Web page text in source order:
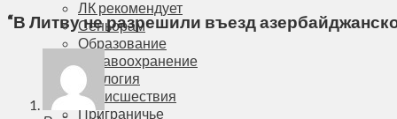
ЛК рекомендует
Сеньорам
Образование
Здравоохранение
Экология
Происшествия
Приграничье
“В Литву не разрешили въезд